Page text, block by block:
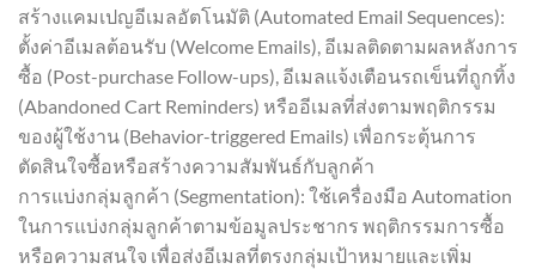
สร้างแคมเปญอีเมลอัตโนมัติ (Automated Email Sequences):
ตั้งค่าอีเมลต้อนรับ (Welcome Emails), อีเมลติดตามผลหลังการ
ซื้อ (Post-purchase Follow-ups), อีเมลแจ้งเตือนรถเข็นที่ถูกทิ้ง
(Abandoned Cart Reminders) หรืออีเมลที่ส่งตามพฤติกรรม
ของผู้ใช้งาน (Behavior-triggered Emails) เพื่อกระตุ้นการ
ตัดสินใจซื้อหรือสร้างความสัมพันธ์กับลูกค้า
การแบ่งกลุ่มลูกค้า (Segmentation): ใช้เครื่องมือ Automation
ในการแบ่งกลุ่มลูกค้าตามข้อมูลประชากร พฤติกรรมการซื้อ
หรือความสนใจ เพื่อส่งอีเมลที่ตรงกลุ่มเป้าหมายและเพิ่ม